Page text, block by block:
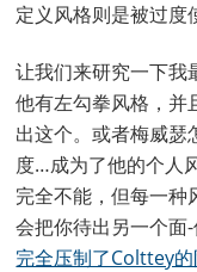
定义风格则是被过度
让我们来研究一下
他有左勾拳风格，并
出这个。或者梅威瑟
度…成为了他的个人
完全不能，但每一种
会把你待出另一个面
完全压制了Colttey